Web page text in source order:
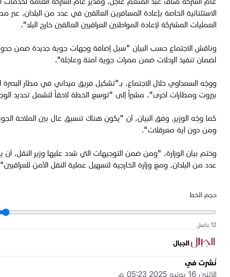
الاستثنائية الخاصة بإعادة المسافرين العالقين في عدد من البلدان،
العمليات المشتركة لإعادة المواطنين العراقيين العالقين خارج البلد".
وناقش الاجتماع حسب البيان "سبل إضافة وجهات جوية جديدة ضمن جدول
لضمان تنفيذ الرحلات ضمن ممرات جوية آمنة وعاجلة".
ووجّه السعداوي خلال الاجتماع، بـ"تشكيل فريق ميداني في مطار البصرة
بيروت ومطارات أخرى"، مشيراً إلى "توسع الخطة لاحقاً لتشمل تحديد
كما وجّه الوزير، وفق البيان، أن "يكون هناك تنسيق عال بين الملاحة
ومن دون أية معرقلات".
وختم بيان الوزارة، "ومن ضمن التوجيهات التي شدد عليها وزير
عدد من البلدان، ومع وزارة الخارجية لتسهيل عملية النقل الأمن للعراقيين"
حجم الخط
12 بكسل
الجبال
نُشرت في
الاثنين 16 يونيو 2025 05:23 م